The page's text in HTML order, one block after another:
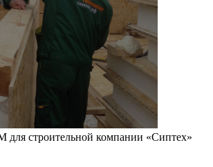
для строительной компании «Сиптех»